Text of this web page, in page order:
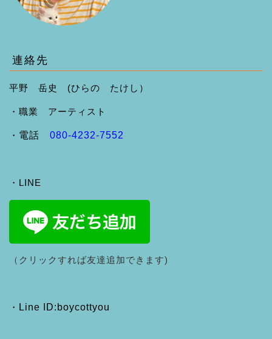
連絡先
平野 岳史 (ひらの たけし）
・職業 アーティスト
・ 電話 080-4232-7552
・LINE
（クリックすれば友達追加できます)
・ Line ID:boycottyou